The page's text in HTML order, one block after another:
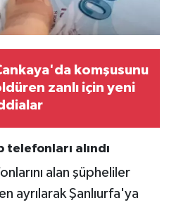
komşusunu
zanlı için yeni
alındı
alan şüpheliler
ayrılarak Şanlıurfa'ya